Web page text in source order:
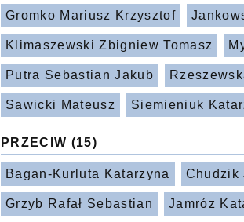
Gromko Mariusz Krzysztof
Klimaszewski Zbigniew Tomasz
Putra Sebastian Jakub
Sawicki Mateusz Siemieniuk
PRZECIW (15)
Bagan-Kurluta Katarzyna Chudzik
Grzyb Rafał Sebastian Jamróz